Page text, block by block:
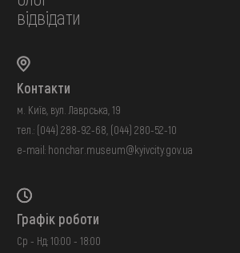
відвідати
Контакти
м. Київ, вул. Лаврська, 19
тел.: (044) 288-92-68 (044) 280-52-10
e-mail: honchar.museum@kyivcity.gov.ua
Графік роботи
Ср - Нд: 10:00 - 18:00